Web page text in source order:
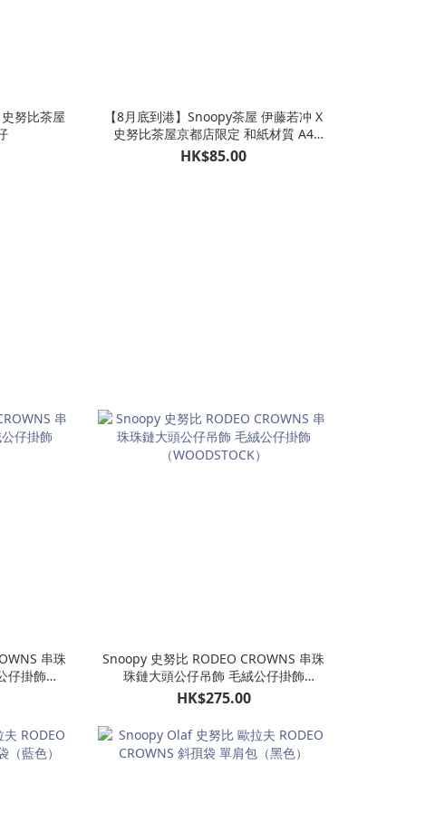
努比茶屋
【8月底到港】Snoopy茶屋 伊藤若冲 X
史努比茶屋京都店限定 和紙材質 A4
FILE（3款可選）
HK$85.00
串珠
仔掛飾
Snoopy 史努比 RODEO CROWNS 串珠
珠鏈大頭公仔吊飾 毛絨公仔掛飾
（WOODSTOCK）
HK$275.00